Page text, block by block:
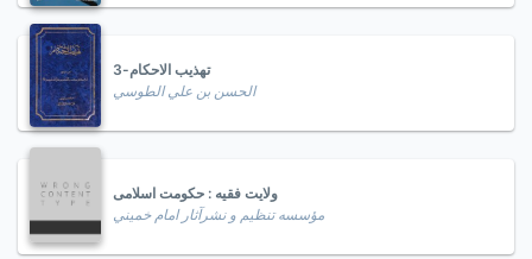
تهذيب الاحكام-3
الحسن بن علي الطوسي
ولایت فقیه : حکومت اسلامی
مؤسسه تنظيم و نشرآثار امام خميني